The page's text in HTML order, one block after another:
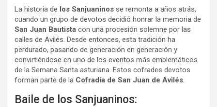
La historia de los Sanjuaninos se remonta a años atrás,
cuando un grupo de devotos decidió honrar la memoria de
San Juan Bautista con una procesión solemne por las
calles de Avilés. Desde entonces, esta tradición ha
perdurado, pasando de generación en generación y
convirtiéndose en uno de los eventos más emblemáticos
de la Semana Santa asturiana. Estos cofrades devotos
forman parte de la Cofradía de San Juan de Avilés.
Baile de los Sanjuaninos: